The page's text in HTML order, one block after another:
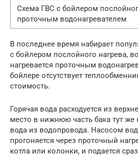
Схема ГВС с бойлером
проточным водонагревателем
В последнее время набирает
с бойлером послойного нагрева,
нагревается проточным
бойлере отсутствует
стоимость.
Горячая вода расходуется из
место в нижнюю часть бака тут же
вода из водопровода. Насосом
прогоняется через проточный
котла или колонки, и подается